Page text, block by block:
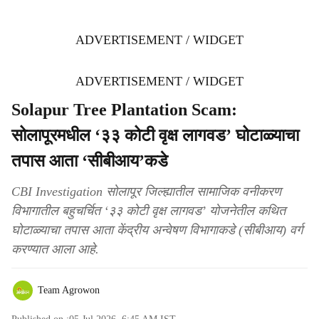
ADVERTISEMENT / WIDGET
ADVERTISEMENT / WIDGET
Solapur Tree Plantation Scam:
सोलापूरमधील ‘३३ कोटी वृक्ष लागवड’ घोटाळ्याचा
तपास आता ‘सीबीआय’कडे
CBI Investigation सोलापूर जिल्ह्यातील सामाजिक वनीकरण
विभागातील बहुचर्चित ‘३३ कोटी वृक्ष लागवड’ योजनेतील कथित
घोटाळ्याचा तपास आता केंद्रीय अन्वेषण विभागाकडे (सीबीआय) वर्ग
करण्यात आला आहे.
Team Agrowon